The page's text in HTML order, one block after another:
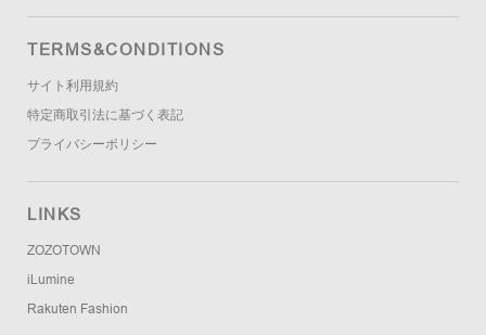
TERMS&CONDITIONS
サイト利用規約
特定商取引法に基づく表記
プライバシーポリシー
LINKS
ZOZOTOWN
iLumine
Rakuten Fashion